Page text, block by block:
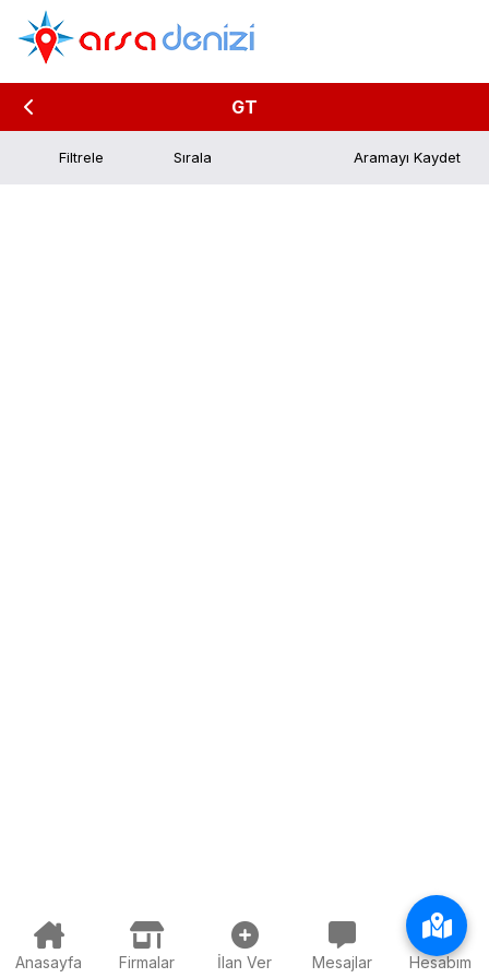
GT
Filtrele Aramayı Kaydet
Anasayfa Firmalar İlan Ver Mesajlar Hesabım